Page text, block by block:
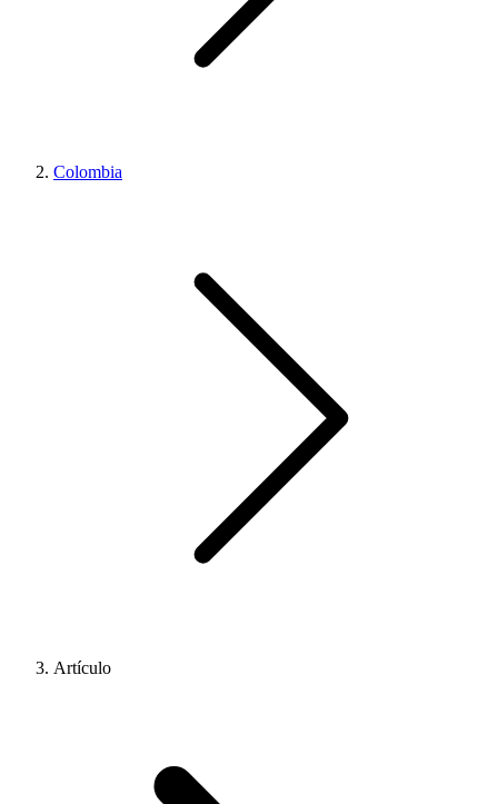
Colombia
Artículo